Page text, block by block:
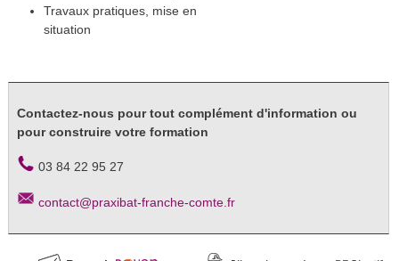
Travaux pratiques, mise en
situation
Contactez-nous pour tout complément d'information ou
pour construire votre formation
03 84 22 95 27
contact@praxibat-franche-comte.fr